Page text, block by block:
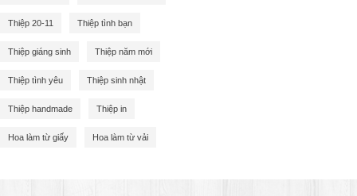
Thiệp 20-11 Thiệp tình bạn
Thiệp giáng sinh Thiệp năm mới
Thiệp tình yêu Thiệp sinh nhật
Thiệp handmade Thiệp in
Hoa làm từ giấy Hoa làm từ vải